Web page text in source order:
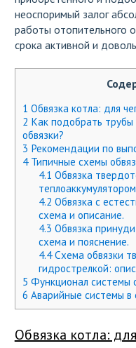
неоспоримый залог
работы отопительного
срока активной и
1 Обвязка котла: для
2 Как подобрать
обвязки?
3 Рекомендации по
4Типичные схемы
4.1 Обвязка
4.2 Обвязка с
схема и описание.
4.3 Обвязка
схема и пояснение.
4.4Схема обвязки
гидрострелкой:
5 Функционал системы
6 Аварийные системы в
Обвязка котла: